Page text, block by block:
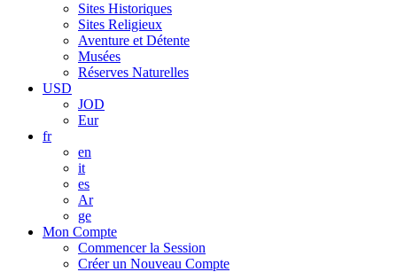
Sites Historiques
Sites Religieux
Aventure et Détente
Musées
Réserves Naturelles
USD
JOD
Eur
fr
en
it
es
Ar
ge
Mon Compte
Commencer la Session
Créer un Nouveau Compte